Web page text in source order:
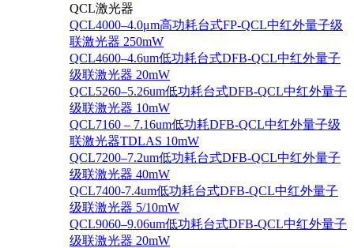
QCL激光器
QCL4000–4.0μm高功耗台式FP-QCL中红外量子级
联激光器 250mW
QCL4600–4.6um低功耗台式DFB-QCL中红外量子
级联激光器 20mW
QCL5260–5.26um低功耗台式DFB-QCL中红外量子
级联激光器 10mW
QCL7160 – 7.16um低功耗DFB-QCL中红外量子级
联激光器TDLAS 10mW
QCL7200–7.2um低功耗台式DFB-QCL中红外量子
级联激光器 40mW
QCL7400-7.4um低功耗台式DFB-QCL中红外量子
级联激光器 5/10mW
QCL9060–9.06um低功耗台式DFB-QCL中红外量子
级联激光器 20mW